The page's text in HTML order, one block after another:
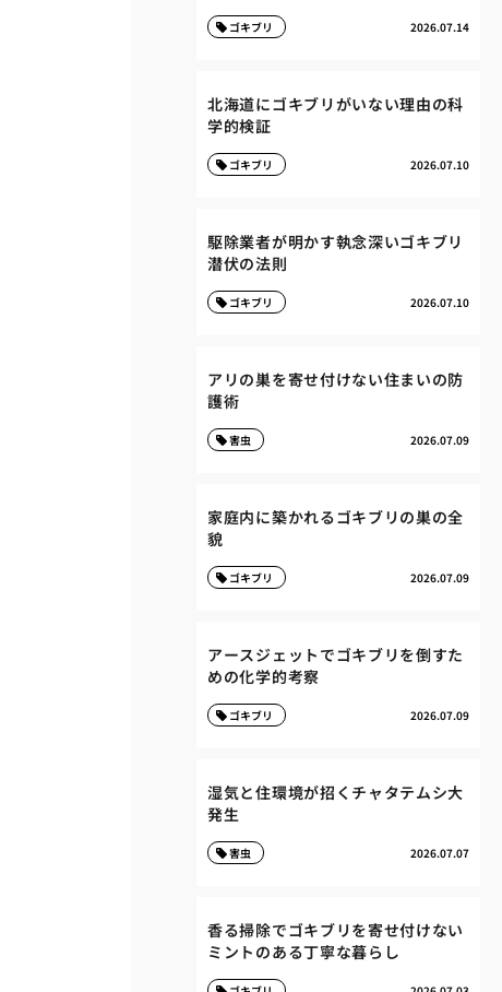
2026.07.14
ゴキブリ
北海道にゴキブリがいない理由の科
学的検証
2026.07.10
ゴキブリ
駆除業者が明かす執念深いゴキブリ
潜伏の法則
2026.07.10
ゴキブリ
アリの巣を寄せ付けない住まいの防
護術
2026.07.09
害虫
家庭内に築かれるゴキブリの巣の全
貌
2026.07.09
ゴキブリ
アースジェットでゴキブリを倒すた
めの化学的考察
2026.07.09
ゴキブリ
湿気と住環境が招くチャタテムシ大
発生
2026.07.07
害虫
香る掃除でゴキブリを寄せ付けない
ミントのある丁寧な暮らし